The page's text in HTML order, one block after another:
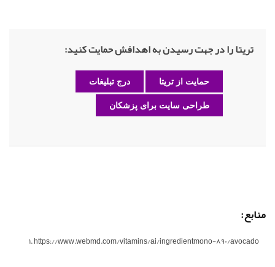
تریتا را در جهت رسیدن به اهدافش حمایت کنید:
حمایت از تریتا درج تبلیغات
طراحی سایت برای پزشکان
منابع:
https://www.webmd.com/vitamins/ai/ingredientmono-890/avocado